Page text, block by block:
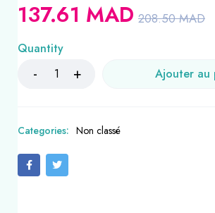
208.50MAD
137.61 MAD
Quantity
Ajouter au
Categories: Non classé